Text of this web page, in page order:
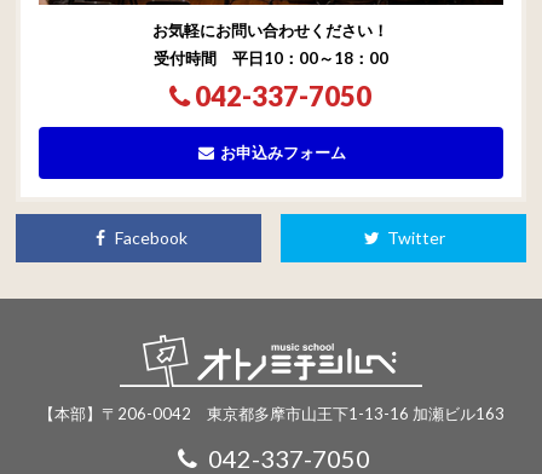
お気軽にお問い合わせください！
受付時間 平日10：00～18：00
042-337-7050
お申込みフォーム
Facebook Twitter
【本部】〒206-0042 東京都多摩市山王下1-13-16 加瀬ビル163
042-337-7050